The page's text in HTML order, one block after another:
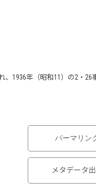
1936年（昭和11）の2・26
パーマリン
メタデータ